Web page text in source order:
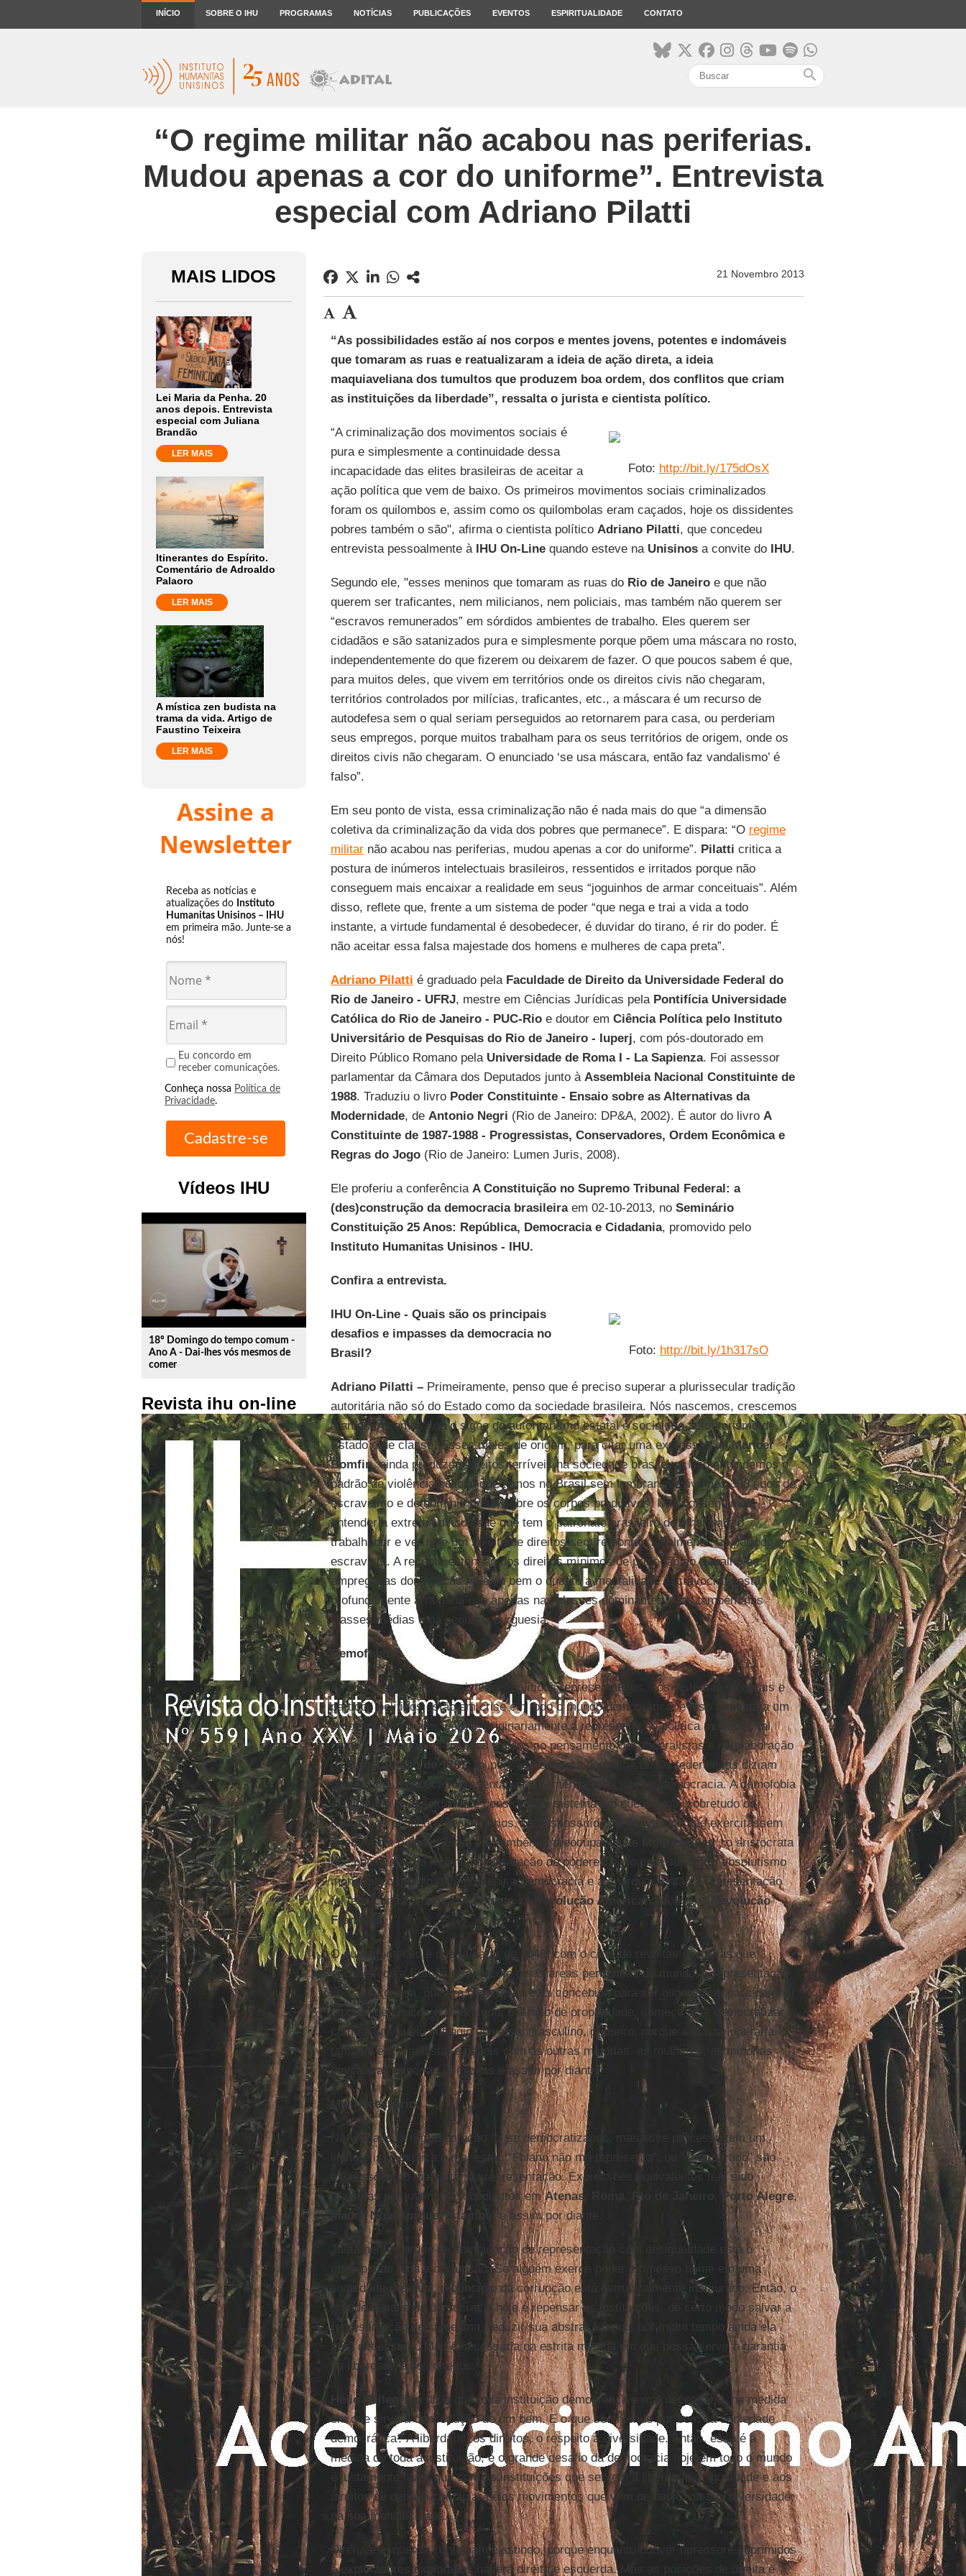
INÍCIO SOBRE O IHU PROGRAMAS NOTÍCIAS PUBLICAÇÕES EVENTOS ESPIRITUALIDADE CONTATO
search
“O regime militar não acabou nas periferias.
Mudou apenas a cor do uniforme”. Entrevista
especial com Adriano Pilatti
MAIS LIDOS
Lei Maria da Penha. 20
anos depois. Entrevista
especial com Juliana
Brandão
LER MAIS
Itinerantes do Espírito.
Comentário de Adroaldo
Palaoro
LER MAIS
A mística zen budista na
trama da vida. Artigo de
Faustino Teixeira
LER MAIS
Assine a
Newsletter
Receba as notícias e
atualizações do Instituto
Humanitas Unisinos – IHU
em primeira mão. Junte-se a
nós!
Eu concordo em
receber comunicações.
Conheça nossa Política de
Privacidade.
Vídeos IHU
play_circle_outline
18º Domingo do tempo comum -
Ano A - Dai-lhes vós mesmos de
comer
Revista ihu on-line
21 Novembro 2013
“As possibilidades estão aí nos corpos e mentes jovens, potentes e indomáveis
que tomaram as ruas e reatualizaram a ideia de ação direta, a ideia
maquiaveliana dos tumultos que produzem boa ordem, dos conflitos que criam
as instituições da liberdade”, ressalta o jurista e cientista político.
Foto: http://bit.ly/175dOsX
“A criminalização dos movimentos sociais é
pura e simplesmente a continuidade dessa
incapacidade das elites brasileiras de aceitar a
ação política que vem de baixo. Os primeiros movimentos sociais criminalizados
foram os quilombos e, assim como os quilombolas eram caçados, hoje os dissidentes
pobres também o são", afirma o cientista político Adriano Pilatti, que concedeu
entrevista pessoalmente à IHU On-Linequando esteve na Unisinosa convite do IHU.
Segundo ele, "esses meninos que tomaram as ruas do Rio de Janeiroe que não
querem ser traficantes, nem milicianos, nem policiais, mas também não querem ser
“escravos remunerados” em sórdidos ambientes de trabalho. Eles querem ser
cidadãos e são satanizados pura e simplesmente porque põem uma máscara no rosto,
independentemente do que fizerem ou deixarem de fazer. O que poucos sabem é que,
para muitos deles, que vivem em territórios onde os direitos civis não chegaram,
territórios controlados por milícias, traficantes, etc., a máscara é um recurso de
autodefesa sem o qual seriam perseguidos ao retornarem para casa, ou perderiam
seus empregos, porque muitos trabalham para os seus territórios de origem, onde os
direitos civis não chegaram. O enunciado ‘se usa máscara, então faz vandalismo’ é
falso”.
Em seu ponto de vista, essa criminalização não é nada mais do que “a dimensão
coletiva da criminalização da vida dos pobres que permanece”. E dispara: “O regime
militarnão acabou nas periferias, mudou apenas a cor do uniforme”. Pilatti critica a
postura de inúmeros intelectuais brasileiros, ressentidos e irritados porque não
conseguem mais encaixar a realidade em seus “joguinhos de armar conceituais”. Além
disso, reflete que, frente a um sistema de poder “que nega e trai a vida a todo
instante, a virtude fundamental é desobedecer, é duvidar do tirano, é rir do poder. É
não aceitar essa falsa majestade dos homens e mulheres de capa preta”.
Adriano Pilatti é graduado pelaFaculdade de Direito da Universidade Federal do
Rio de Janeiro - UFRJ, mestre em Ciências Jurídicas pela Pontifícia Universidade
Católica do Rio de Janeiro - PUC-Rioe doutor em Ciência Política pelo Instituto
Universitário de Pesquisas do Rio de Janeiro - Iuperj, com pós-doutorado em
Direito Público Romano pela Universidade de Roma I - La Sapienza. Foi assessor
parlamentar da Câmara dos Deputados junto à Assembleia Nacional Constituinte de
1988. Traduziu o livro Poder Constituinte - Ensaio sobre as Alternativas da
Modernidade, de Antonio Negri (Rio de Janeiro: DP&A, 2002). É autor do livro A
Constituinte de 1987-1988 - Progressistas, Conservadores, Ordem Econômica e
Regras do Jogo(Rio de Janeiro: Lumen Juris, 2008).
Ele proferiu a conferência A Constituição no Supremo Tribunal Federal: a
(des)construção da democracia brasileiraem 02-10-2013, noSeminário
Constituição 25 Anos: República, Democracia e Cidadania, promovido pelo
Instituto Humanitas Unisinos - IHU.
Confira a entrevista.
Foto: http://bit.ly/1h317sO
IHU On-Line - Quais são os principais
desafios e impasses da democracia no
Brasil?
Adriano Pilatti –Primeiramente, penso que é preciso superar a plurissecular tradição
autoritária não só do Estado como da sociedade brasileira. Nós nascemos, crescemos
e amadurecemos sob o signo do autoritarismo estatal e social, do autoritarismo de
Estado e de classe. Esses males de origem, para citar uma expressão doManoel
Bomfin, ainda produzem efeitos terríveis na sociedade brasileira. Não entendemos o
padrão de violência policial que temos no Brasil sem lembrar que tivemos 388 anos de
escravismo e de domínio brutal sobre os corpos produtivos. Não conseguimos
entender a extrema dificuldade que tem o patronato brasileiro de olhar para o
trabalhador e ver nele um sujeito de direitos sem remontar, igualmente, ao período
escravista. A recente extensão dos direitos mínimos de proteção ao trabalho às
empregadas domésticas revelou bem o quanto a mentalidade escravocrata está
profundamente arraigada não apenas nas classes dominantes, mas também nas
classes médias e na pequena burguesia.
Demofobia
As representações dos sistemas políticos representativos, dos sistemas eleitorais e
partidos políticos estão em crise em todo o mundo democrático, e isso remonta a um
problema de origem, porque originariamente a representação política moderna, tal
como concebida nos Estados Unidos no pensamento dos federalistas e na elaboração
daConstituição de 1787, foi pensada contra a democracia. Os federalistas diziam
querer uma república representativa na América para não ter democracia. A demofobia
explicava a necessidade de construir um sistema em que o povo, sobretudo os
pobres, os pequenos proprietários, os despossuídos e desvalidos não exercitassem
diretamente o poder. Essa era também a preocupação de
Montesquieu, o aristocrata
que pensa em um regime de separação de poderes tanto para superar o absolutismo
monárquico quanto para prevenir a democracia e a anarquia. Então a representação
foi feita contra a democracia tanto na
Revolução Americana como na
Revolução
Francesa .
O que aconteceu é que, a partir de 1848 , com o ciclo de revoltas operárias que
sacode toda a Europa e repercute pelas áreas periféricas do mundo, a representação
liberal burguesa, que era oligárquica e foi concebida para ser oligárquica, para garantir
o poder de poucos e, sobretudo, o direito de propriedade, começa a se democratizar
com as lutas pelo sufrágio universal masculino, primeiro, porque a classe operária
também era machista, e depois com as outras minorias, as mulheres, as minorias
étnicas, as minorias religiosas e assim por diante.
Mal necessário
Na verdade, a representação foi se democratizando, mas esse processo tem um
limite e isso explica o mal-estar. “Fulano não me representa”, ou “sem partido” são
expressões do mal-estar da representação. Expressões equivalentes têm sido
bradadas por jovens desobedientes emAtenas Rio de Janeiro Porto Alegre,
Madri
,Nova Iorque, Istambul e assim por diante.
Justamente porque na combinação de representação com desigualdade está o
princípio de toda a corrupção. Se alguém exerce poder em nosso nome em uma
sociedade desigual, o princípio da corrupção está estruturalmente instaurado. Então, o
grande desafio da democracia hoje é repensar as instituições, de certo modo salvar a
representação de si mesma, reduzir sua abstração, pois por muito tempo ainda ela
será necessária. Mas é necessária na estrita medida em que possa servir à garantia
da liberdade e dos direitos.
Hélio Pellegrino dizia que toda instituição democrática é mal necessário, na medida
em que sirva à consecução de um bem. E o que se entende por bem na sociedade
democrática? A liberdade, os direitos, o respeito à diversidade. Então, essa é a
medida de toda a instituição, e o grande desafio da democracia hoje em todo o mundo
é justamente fazer que com as instituições que servem à liberdade, à igualdade e aos
direitos se deixem contagiar pelos movimentos que vêm de baixo, na sua diversidade,
na sua multiplicidade.
Direita e esquerda continuam existindo, porque enquanto houver opressores oprimidos
e exploradores explorados haverá direita e esquerda. Mas as posições de direita e